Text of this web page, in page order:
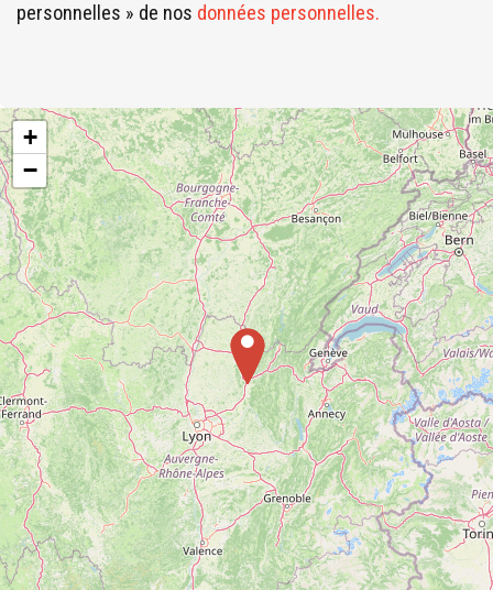
personnelles » de nos données personnelles.
+
−